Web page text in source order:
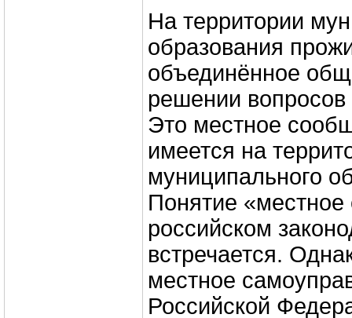
На территории
образования
объединённое
решении вопросов
Это местное
имеется на
муниципального
Понятие
российском
встречается.
местное
Российской